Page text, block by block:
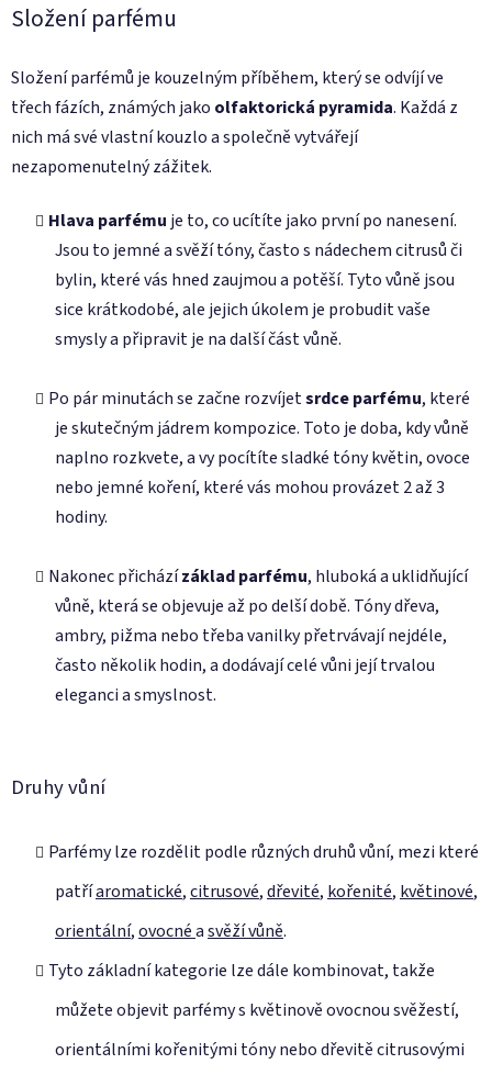
Složení parfému
Složení parfémů je kouzelným příběhem, který se odvíjí ve
třech fázích, známých jako olfaktorická pyramida. Každá z
nich má své vlastní kouzlo a společně vytvářejí
nezapomenutelný zážitek.
Hlava parfému je to, co ucítíte jako první po nanesení.
Jsou to jemné a svěží tóny, často s nádechem citrusů či
bylin, které vás hned zaujmou a potěší. Tyto vůně jsou
sice krátkodobé, ale jejich úkolem je probudit vaše
smysly a připravit je na další část vůně.
Po pár minutách se začne rozvíjetsrdce parfému, které
je skutečným jádrem kompozice. Toto je doba, kdy vůně
naplno rozkvete, a vy pocítíte sladké tóny květin, ovoce
nebo jemné koření, které vás mohou provázet 2 až 3
hodiny.
Nakonec přicházízáklad parfému, hluboká a uklidňující
vůně, která se objevuje až po delší době. Tóny dřeva,
ambry, pižma nebo třeba vanilky přetrvávají nejdéle,
často několik hodin, a dodávají celé vůni její trvalou
eleganci a smyslnost.
Druhy vůní
Parfémy lze rozdělit podle různých druhů vůní, mezi které
patříaromatické,citrusové,dřevité, kořenité, květinové,
orientální,ovocnéasvěží vůně.
Tyto základní kategorie lze dále kombinovat, takže
můžete objevit parfémy s květinově ovocnou svěžestí,
orientálními kořenitými tóny nebo dřevitě citrusovými